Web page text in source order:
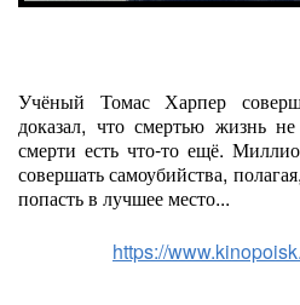
Учёный Томас Харпер
доказал, что смертью жизнь не
смерти есть что-то ещё.
совершать самоубийства,
попасть в лучшее место...
https://